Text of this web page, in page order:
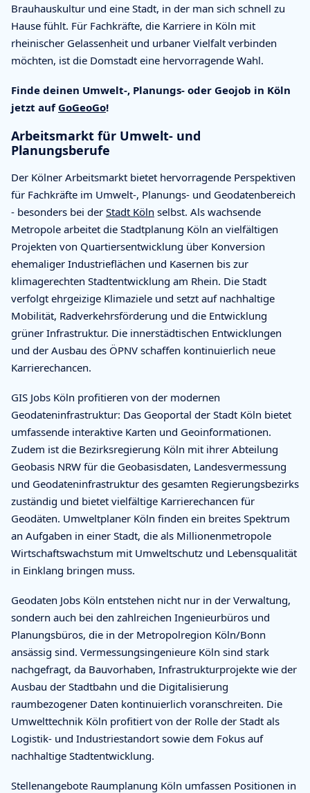
Brauhauskultur und eine Stadt, in der man sich schnell zu
Hause fühlt. Für Fachkräfte, die Karriere in Köln mit
rheinischer Gelassenheit und urbaner Vielfalt verbinden
möchten, ist die Domstadt eine hervorragende Wahl.
Finde deinen Umwelt-, Planungs- oder Geojob in Köln
jetzt auf GoGeoGo!
Arbeitsmarkt für Umwelt- und
Planungsberufe
Der Kölner Arbeitsmarkt bietet hervorragende Perspektiven
für Fachkräfte im Umwelt-, Planungs- und Geodatenbereich
- besonders bei der Stadt Köln selbst. Als wachsende
Metropole arbeitet die Stadtplanung Köln an vielfältigen
Projekten von Quartiersentwicklung über Konversion
ehemaliger Industrieflächen und Kasernen bis zur
klimagerechten Stadtentwicklung am Rhein. Die Stadt
verfolgt ehrgeizige Klimaziele und setzt auf nachhaltige
Mobilität, Radverkehrsförderung und die Entwicklung
grüner Infrastruktur. Die innerstädtischen Entwicklungen
und der Ausbau des ÖPNV schaffen kontinuierlich neue
Karrierechancen.
GIS Jobs Köln profitieren von der modernen
Geodateninfrastruktur: Das Geoportal der Stadt Köln bietet
umfassende interaktive Karten und Geoinformationen.
Zudem ist die Bezirksregierung Köln mit ihrer Abteilung
Geobasis NRW für die Geobasisdaten, Landesvermessung
und Geodateninfrastruktur des gesamten Regierungsbezirks
zuständig und bietet vielfältige Karrierechancen für
Geodäten. Umweltplaner Köln finden ein breites Spektrum
an Aufgaben in einer Stadt, die als Millionenmetropole
Wirtschaftswachstum mit Umweltschutz und Lebensqualität
in Einklang bringen muss.
Geodaten Jobs Köln entstehen nicht nur in der Verwaltung,
sondern auch bei den zahlreichen Ingenieurbüros und
Planungsbüros, die in der Metropolregion Köln/Bonn
ansässig sind. Vermessungsingenieure Köln sind stark
nachgefragt, da Bauvorhaben, Infrastrukturprojekte wie der
Ausbau der Stadtbahn und die Digitalisierung
raumbezogener Daten kontinuierlich voranschreiten. Die
Umwelttechnik Köln profitiert von der Rolle der Stadt als
Logistik- und Industriestandort sowie dem Fokus auf
nachhaltige Stadtentwicklung.
Stellenangebote Raumplanung Köln umfassen Positionen in